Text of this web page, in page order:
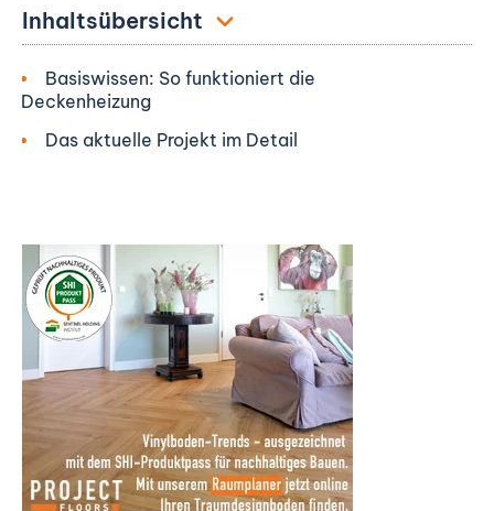
Inhaltsübersicht
Basiswissen: So funktioniert die
Deckenheizung
Das aktuelle Projekt im Detail